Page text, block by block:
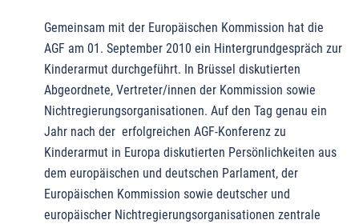
Gemeinsam mit der Europäischen Kommission hat die
AGF am 01. September 2010 ein Hintergrundgespräch zur
Kinderarmut durchgeführt. In Brüssel diskutierten
Abgeordnete, Vertreter/innen der Kommission sowie
Nichtregierungsorganisationen. Auf den Tag genau ein
Jahr nach der erfolgreichen AGF-Konferenz zu
Kinderarmut in Europa diskutierten Persönlichkeiten aus
dem europäischen und deutschen Parlament, der
Europäischen Kommission sowie deutscher und
europäischer Nichtregierungsorganisationen zentrale